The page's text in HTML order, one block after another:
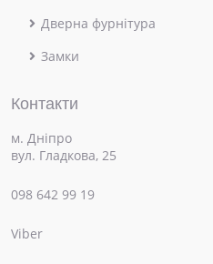
Дверна фурнітура
Замки
Контакти
м. Дніпро
вул. Гладкова, 25
098 642 99 19
Viber